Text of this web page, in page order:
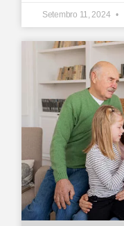
Setembro 11, 2024